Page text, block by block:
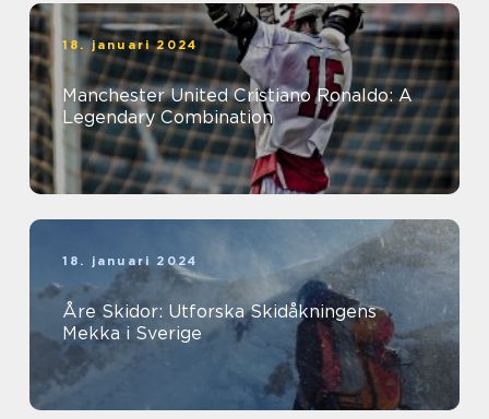
18. januari 2024
Manchester United Cristiano Ronaldo: A
Legendary Combination
18. januari 2024
Åre Skidor: Utforska Skidåkningens
Mekka i Sverige